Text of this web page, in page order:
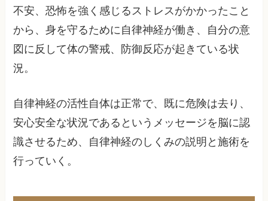
不安、恐怖を強く感じるストレスがかかったこと
から、身を守るために自律神経が働き、自分の意
図に反して体の警戒、防御反応が起きている状
況。
自律神経の活性自体は正常で、既に危険は去り、
安心安全な状況であるというメッセージを脳に認
識させるため、自律神経のしくみの説明と施術を
行っていく。